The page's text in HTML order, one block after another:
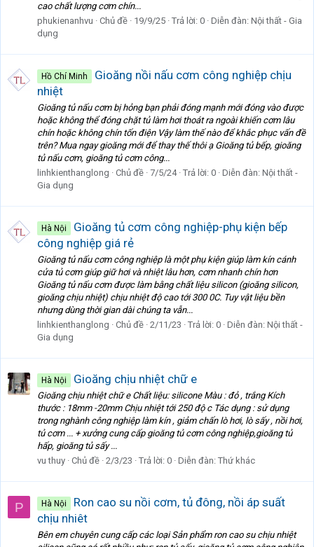
cao chất lượng cơm chín...
phukienanhvu
Chủ đề 19/9/25 Trả lời: 0 Diễn đàn: Nội thất - Gia
dụng
Hồ Chí Minh
Gioăng nồi nấu cơm công nghiệp chịu
nhiệt
Gioăng tủ nấu cơm bị hỏng bạn phải đóng mạnh mới đóng vào được
hoặc không thể đóng chặt tủ làm hơi thoát ra ngoài khiến cơm lâu
chín hoặc không chín tốn điện Vậy làm thế nào để khắc phục vấn đề
trên? Mua ngay gioăng mới để thay thế thôi ạ Gioăng tủ bếp, gioăng
tủ nấu cơm, gioăng tủ cơm công...
linhkienthanglong
Chủ đề 7/5/24 Trả lời: 0 Diễn đàn: Nội thất -
Gia dụng
Hà Nội
Gioăng tủ cơm công nghiệp-phụ kiện bếp
công nghiệp giá rẻ
Gioăng tủ nấu cơm công nghiệp là một phụ kiện giúp làm kín cánh
cửa tủ cơm giúp giữ hơi và nhiệt lâu hơn, cơm nhanh chín hơn
Gioăng tủ nấu cơm được làm bằng chất liệu silicon (gioăng silicon,
gioăng chịu nhiệt) chịu nhiệt độ cao tới 300 0C. Tuy vật liệu bền
nhưng dùng thời gian dài chúng ta vẫn...
linhkienthanglong
Chủ đề 2/11/23 Trả lời: 0 Diễn đàn: Nội thất -
Gia dụng
Hà Nội Gioăng chịu nhiệt chữ e
Gioăng chịu nhiệt chữ e Chất liệu: silicone Màu : đỏ , trắng Kích
thước : 18mm -20mm Chịu nhiệt tới 250 độ c Tác dụng : sử dụng
trong nghành công nghiệp làm kín , giảm chấn lò hơi, lò sấy , nồi hơi,
tủ cơm ... + xưởng cung cấp gioăng tủ cơm công nghiệp,gioăng tủ
hấp, gioăng tủ sấy ...
vu thuy Chủ đề 2/3/23 Trả lời: 0 Diễn đàn: Thứ khác
P Hà Nội
Ron cao su nồi cơm, tủ đông, nồi áp suất
chịu nhiêt
Bên em chuyên cung cấp các loại Sản phẩm ron cao su chịu nhiệt